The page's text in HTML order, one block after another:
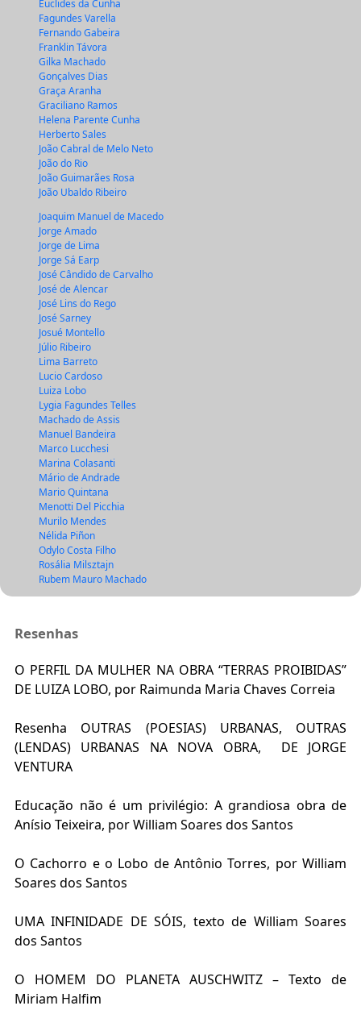
Euclides da Cunha
Fagundes Varella
Fernando Gabeira
Franklin Távora
Gilka Machado
Gonçalves Dias
Graça Aranha
Graciliano Ramos
Helena Parente Cunha
Herberto Sales
João Cabral de Melo Neto
João do Rio
João Guimarães Rosa
João Ubaldo Ribeiro
Joaquim Manuel de Macedo
Jorge Amado
Jorge de Lima
Jorge Sá Earp
José Cândido de Carvalho
José de Alencar
José Lins do Rego
José Sarney
Josué Montello
Júlio Ribeiro
Lima Barreto
Lucio Cardoso
Luiza Lobo
Lygia Fagundes Telles
Machado de Assis
Manuel Bandeira
Marco Lucchesi
Marina Colasanti
Mário de Andrade
Mario Quintana
Menotti Del Picchia
Murilo Mendes
Nélida Piñon
Odylo Costa Filho
Rosália Milsztajn
Rubem Mauro Machado
Resenhas
O PERFIL DA MULHER NA OBRA “TERRAS PROIBIDAS”
DE LUIZA LOBO, por Raimunda Maria Chaves Correia
Resenha OUTRAS (POESIAS) URBANAS, OUTRAS
(LENDAS) URBANAS NA NOVA OBRA, DE JORGE
VENTURA
Educação não é um privilégio: A grandiosa obra de
Anísio Teixeira, por William Soares dos Santos
O Cachorro e o Lobo de Antônio Torres, por William
Soares dos Santos
UMA INFINIDADE DE SÓIS, texto de William Soares
dos Santos
O HOMEM DO PLANETA AUSCHWITZ – Texto de
Miriam Halfim